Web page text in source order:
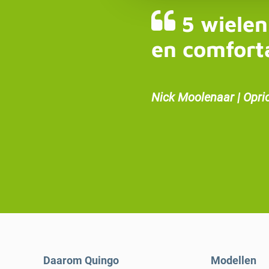
5
en
Nick Moolenaar |
Daarom Quingo Modellen